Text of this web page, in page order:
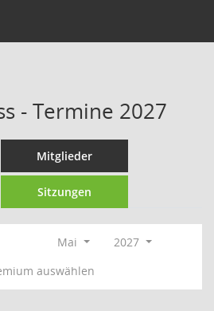
- Termine 2027
Mitglieder
Sitzungen
Mai
2027
auswählen